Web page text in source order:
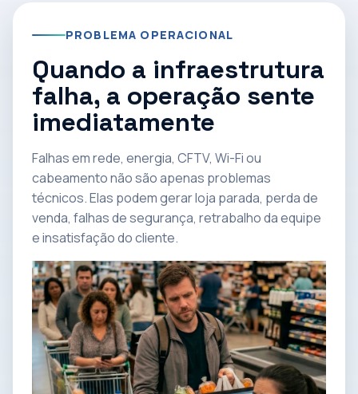
PROBLEMA OPERACIONAL
Quando a infraestrutura
falha, a operação sente
imediatamente
Falhas em rede, energia, CFTV, Wi-Fi ou
cabeamento não são apenas problemas
técnicos. Elas podem gerar loja parada, perda de
venda, falhas de segurança, retrabalho da equipe
e insatisfação do cliente.